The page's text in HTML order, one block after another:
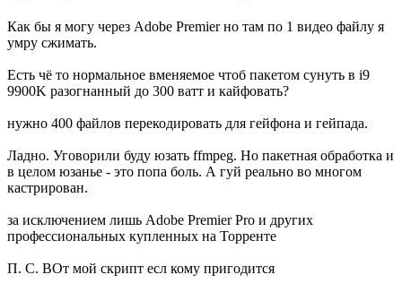
Как бы я могу через Adobe Premier но там по 1 видео файлу я
умру сжимать.
Есть чё то нормальное вменяемое чтоб пакетом сунуть в i9
9900K разогнанный до 300 ватт и кайфовать?
нужно 400 файлов перекодировать для гейфона и гейпада.
Ладно. Уговорили буду юзать ffmpeg. Но пакетная обработка и
в целом юзанье - это попа боль. А гуй реально во многом
кастрирован.
за исключением лишь Adobe Premier Pro и других
профессиональных купленных на Торренте
П. С. ВОт мой скрипт есл кому пригодится